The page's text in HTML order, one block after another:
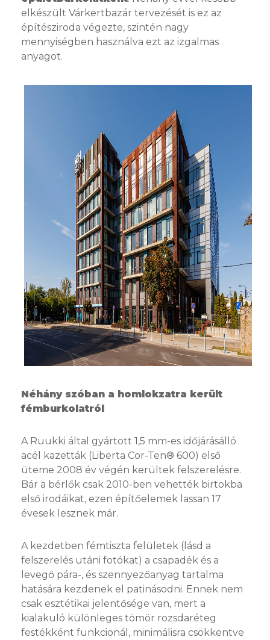
elkészült Várkertbazár tervezését is ez az
építésziroda végezte, szintén nagy
mennyiségben használva ezt az izgalmas
anyagot.
Néhány szóban a homlokzatra került
fémburkolatról
A Ruukki által gyártott 1,5 mm-es időjárásálló
acél kazetták (Liberta Cor-Ten® 600) első
üteme 2008 év végén kerültek felszerelésre.
Bár a bérlők csak 2010-ben vehették birtokba
első irodáikat, ezen építőelemek lassan 17
évesek lesznek már.
A kezdetben fémtiszta felületek (lásd a
felszerelés utáni fotókat) a csapadék és a
levegő pára-, és szennyezőanyag tartalma
hatására kezdenek el patinásodni. Ennek nem
csak esztétikai jelentősége van, mert a
kialakuló különleges tömör rozsdaréteg
festékként funkcionál, minimálisra csökkentve